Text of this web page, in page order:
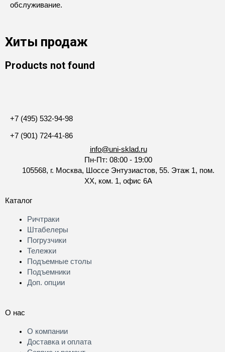
обслуживание.
Хиты продаж
Products not found
+7 (495) 532-94-98
+7 (901) 724-41-86
info@uni-sklad.ru
Пн-Пт: 08:00 - 19:00
105568, г. Москва, Шоссе Энтузиастов, 55. Этаж 1, пом.
XX, ком. 1, офис 6А
Каталог
Ричтраки
Штабелеры
Погрузчики
Тележки
Подъемные столы
Подъемники
Доп. опции
О нас
О компании
Доставка и оплата